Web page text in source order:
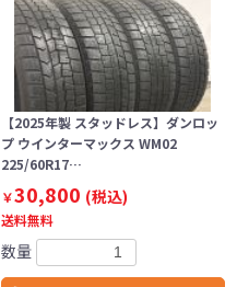
【2025年製 スタッドレス】ダンロッ
プ ウインターマックス WM02
225/60R17…
￥30,800 (税込)
送料無料
数量